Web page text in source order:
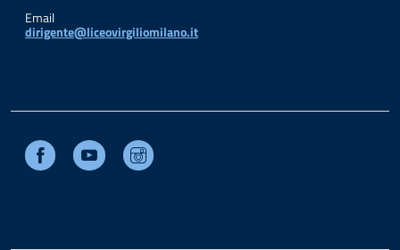
Email
dirigente@liceovirgiliomilano.it
Facebook Youtube